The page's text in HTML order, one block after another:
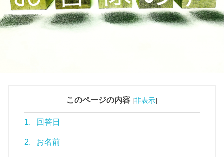
このページの内容 [非表示]
1. 回答日
2. お名前